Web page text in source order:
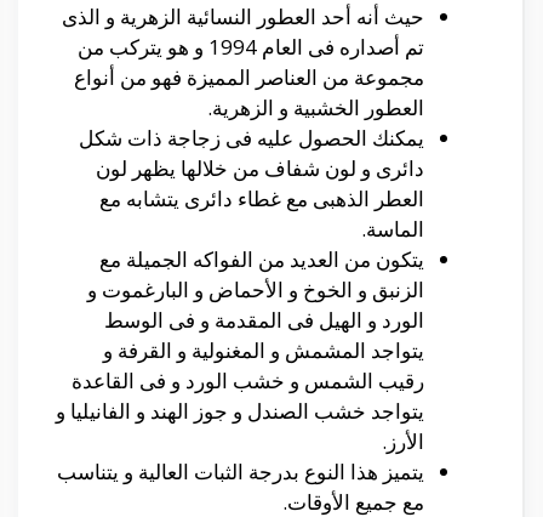
حيث أنه أحد العطور النسائية الزهرية و الذى
تم أصداره فى العام 1994 و هو يتركب من
مجموعة من العناصر المميزة فهو من أنواع
العطور الخشبية و الزهرية.
يمكنك الحصول عليه فى زجاجة ذات شكل
دائرى و لون شفاف من خلالها يظهر لون
العطر الذهبى مع غطاء دائرى يتشابه مع
الماسة.
يتكون من العديد من الفواكه الجميلة مع
الزنبق و الخوخ و الأحماض و البارغموت و
الورد و الهيل فى المقدمة و فى الوسط
يتواجد المشمش و المغنولية و القرفة و
رقيب الشمس و خشب الورد و فى القاعدة
يتواجد خشب الصندل و جوز الهند و الفانيليا و
الأرز.
يتميز هذا النوع بدرجة الثبات العالية و يتناسب
مع جميع الأوقات.